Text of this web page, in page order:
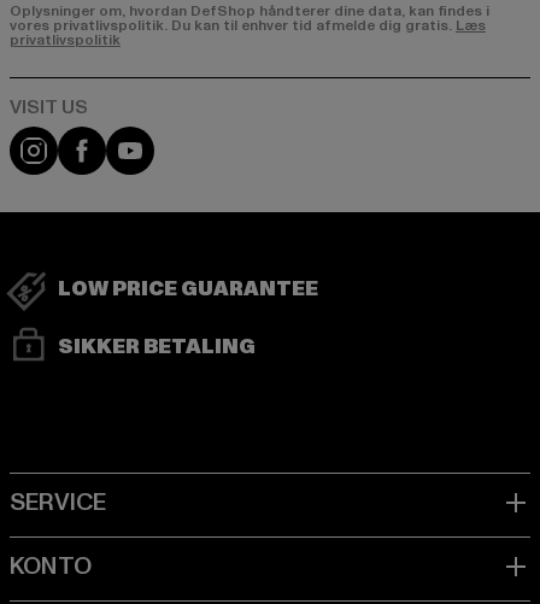
Oplysninger om, hvordan DefShop håndterer dine data, kan findes i
vores privatlivspolitik. Du kan til enhver tid afmelde dig gratis. Læs
privatlivspolitik
Visit our Instagram page:
Visit our Facebook page:
Visit our YouTube channel:
LOW PRICE GUARANTEE
SIKKER BETALING